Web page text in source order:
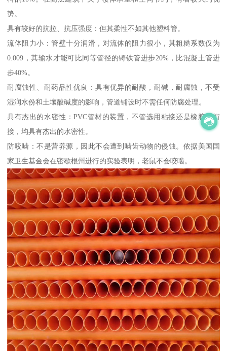
势。
具有较好的抗拉、抗压强度：但其柔性不如其他塑料管。
流体阻力小：管壁十分润滑，对流体的阻力很小，其粗糙系数仅为
0.009，其输水才能可比同等管径的铸铁管进步20%，比混凝土管进
步40%。
耐腐蚀性、耐药品性优良：具有优异的耐酸，耐碱，耐腐蚀，不受
湿润水份和土壤酸碱度的影响，管道铺设时不需任何防腐处理。
具有杰出的水密性：PVC管材的装置，不管选用粘接还是橡胶圈衔
接，均具有杰出的水密性。
防咬啮：不是营养源，因此不会遭到啮齿动物的侵蚀。依据美国国
家卫生基金会在密歇根州进行的实验表明，老鼠不会咬啮。